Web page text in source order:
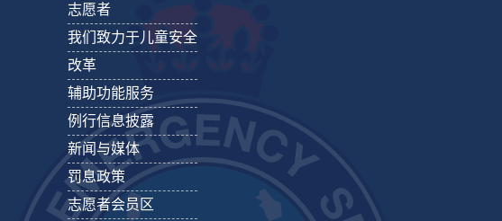
志愿者
我们致力于儿童安全
改革
辅助功能服务
例行信息披露
新闻与媒体
罚息政策
志愿者会员区